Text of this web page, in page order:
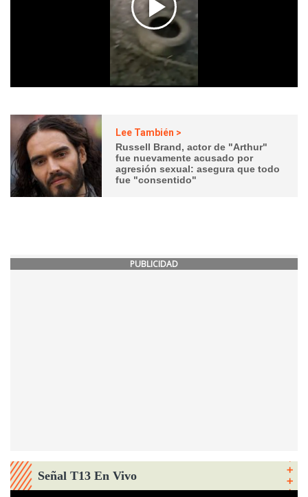
Lee También >
Russell Brand, actor de "Arthur"
fue nuevamente acusado por
agresión sexual: asegura que todo
fue "consentido"
PUBLICIDAD
Señal T13 En Vivo